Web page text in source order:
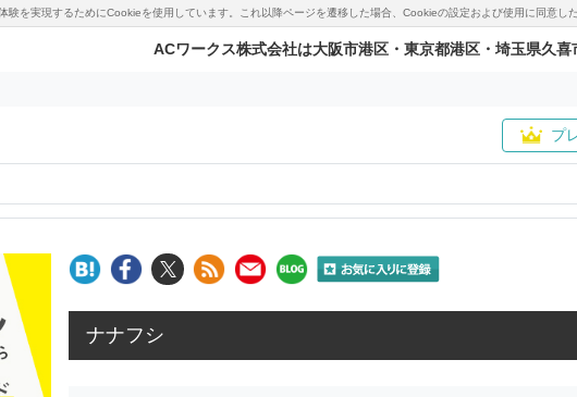
験を実現するためにCookieを使用しています。これ以降ページを遷移した場合、Cookieの設定および使用に同意し
ACワークス株式会社は大阪市港区・東京都港区・埼玉県久
プ
ナナフシ